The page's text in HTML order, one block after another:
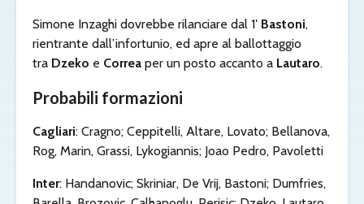
Simone Inzaghi dovrebbe rilanciare dal 1′ Bastoni,
rientrante dall’infortunio, ed apre al ballottaggio
tra Dzeko e Correa per un posto accanto a Lautaro.
Probabili formazioni
Cagliari: Cragno; Ceppitelli, Altare, Lovato; Bellanova,
Rog, Marin, Grassi, Lykogiannis; Joao Pedro, Pavoletti
Inter: Handanovic; Skriniar, De Vrij, Bastoni; Dumfries,